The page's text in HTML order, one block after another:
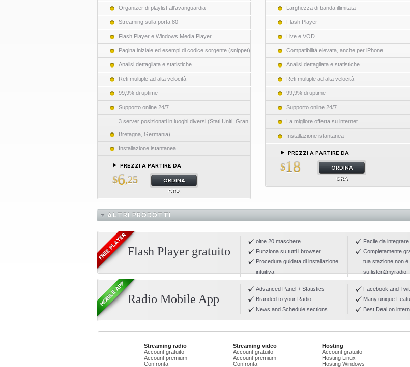
Organizer di playlist all'avanguardia
Streaming sulla porta 80
Flash Player e Windows Media Player
Pagina iniziale ed esempi di codice sorgente (snippet)
Analisi dettagliata e statistiche
Reti multiple ad alta velocità
99,9% di uptime
Supporto online 24/7
3 server posizionati in luoghi diversi (Stati Uniti, Gran
Bretagna, Germania)
Installazione istantanea
PREZZI A PARTIRE DA
$6,25
ORDINA
ORA
Larghezza di banda illimitata
Flash Player
Live e VOD
Compatibilità elevata, anche per iPhone
Analisi dettagliata e statistiche
Reti multiple ad alta velocità
99,9% di uptime
Supporto online 24/7
La migliore offerta su internet
Installazione istantanea
PREZZI A PARTIRE DA
$18
ORDINA
ORA
ALTRI PRODOTTI
Flash Player gratuito
oltre 20 maschere
Funziona su tutti i browser
Procedura guidata di installazione
intuitiva
Facile da integrare
Completamente
tua stazione non
su listen2myradio
Radio Mobile App
Advanced Panel + Statistics
Branded to your Radio
News and Schedule sections
Facebook and
Many unique
Best Deal on
Streaming radio
Account gratuito
Account premium
Confronta
Streaming video
Account gratuito
Account premium
Confronta
Hosting
Account gratuito
Hosting Linux
Hosting Windows